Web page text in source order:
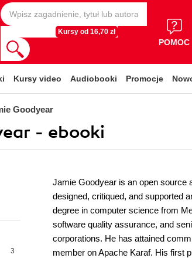
Kursy od 16,70 zł
POMOC
Kursy video Audiobooki Promocje
Goodyear
- ebooki
3
Jamie Goodyear is an open source
designed, critiqued, and supported
degree in computer science from
software quality assurance, and
corporations. He has attained
member on Apache Karaf. His first